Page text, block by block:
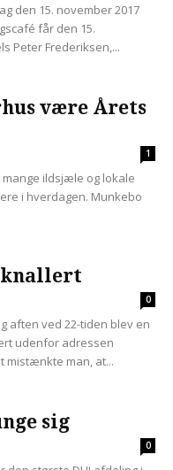
den 15. november 2017
får den 15.
Peter Frederiksen,...
være Årets
1
ildsjæle og lokale
i hverdagen. Munkebo
knallert
0
aften ved 22-tiden blev en
udenfor adressen
mistænkte man, at...
sig
0